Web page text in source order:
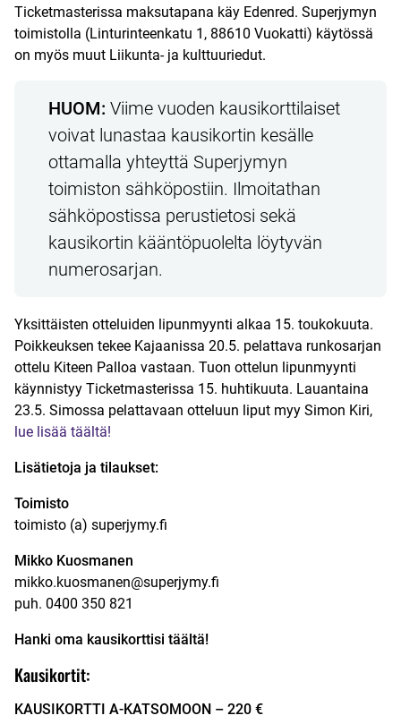
Ticketmasterissa maksutapana käy Edenred. Superjymyn
toimistolla (Linturinteenkatu 1, 88610 Vuokatti) käytössä
on myös muut Liikunta- ja kulttuuriedut.
HUOM: Viime vuoden kausikorttilaiset
voivat lunastaa kausikortin kesälle
ottamalla yhteyttä Superjymyn
toimiston sähköpostiin. Ilmoitathan
sähköpostissa perustietosi sekä
kausikortin kääntöpuolelta löytyvän
numerosarjan.
Yksittäisten otteluiden lipunmyynti alkaa 15. toukokuuta.
Poikkeuksen tekee Kajaanissa 20.5. pelattava runkosarjan
ottelu Kiteen Palloa vastaan. Tuon ottelun lipunmyynti
käynnistyy Ticketmasterissa 15. huhtikuuta. Lauantaina
23.5. Simossa pelattavaan otteluun liput myy Simon Kiri,
lue lisää täältä!
Lisätietoja ja tilaukset:
Toimisto
toimisto (a) superjymy.fi
Mikko Kuosmanen
mikko.kuosmanen@superjymy.fi
puh. 0400 350 821
Hanki oma kausikorttisi täältä!
Kausikortit:
KAUSIKORTTI A-KATSOMOON – 220 €